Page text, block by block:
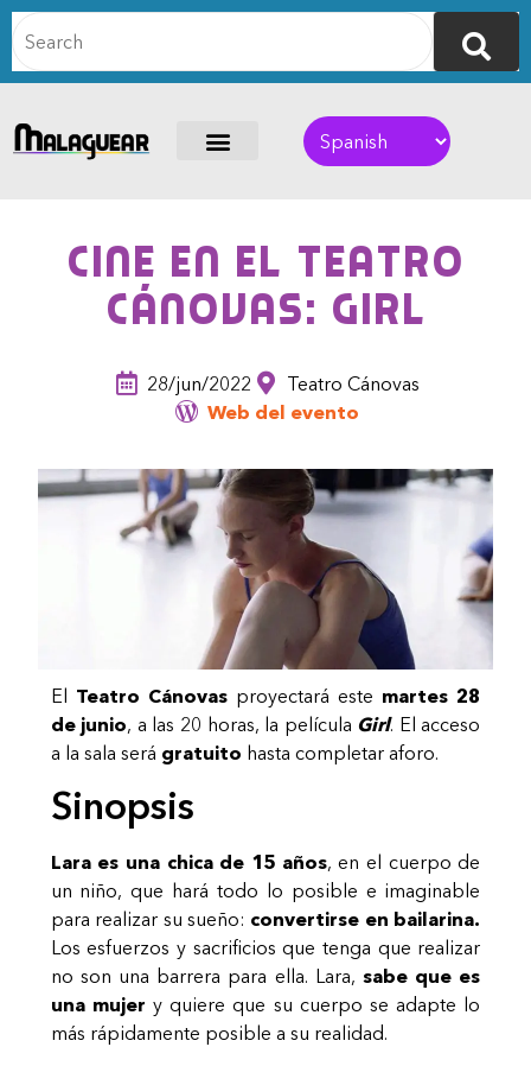
Cine en el Teatro
Cánovas: Girl
28/jun/2022
Teatro Cánovas
Web del evento
El Teatro Cánovasproyectará este martes 28
de junio, a las 20 horas, la película Girl. El acceso
a la sala será gratuito hasta completar aforo.
Sinopsis
Lara es una chica de 15 años, en el cuerpo de
un niño, que hará todo lo posible e imaginable
para realizar su sueño: convertirse en bailarina.
Los esfuerzos y sacrificios que tenga que realizar
no son una barrera para ella. Lara,sabe que es
una mujer y quiere que su cuerpo se adapte lo
más rápidamente posible a su realidad.